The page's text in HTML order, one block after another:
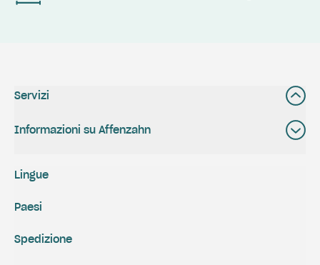
Servizi
Informazioni su Affenzahn
Spedizione
Lingue
Paesi